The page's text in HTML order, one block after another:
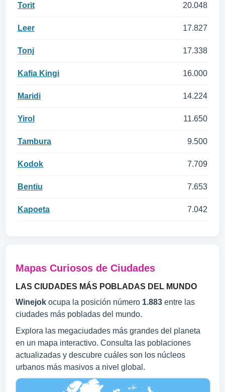
Torit 20.048
Leer 17.827
Tonj 17.338
Kafia Kingi 16.000
Maridi 14.224
Yirol 11.650
Tambura 9.500
Kodok 7.709
Bentiu 7.653
Kapoeta 7.042
Mapas Curiosos de Ciudades
LAS CIUDADES MÁS POBLADAS DEL MUNDO
Winejok ocupa la posición número 1.883 entre las
ciudades más pobladas del mundo.
Explora las megaciudades más grandes del planeta
en un mapa interactivo. Consulta las poblaciones
actualizadas y descubre cuáles son los núcleos
urbanos más masivos a nivel global.